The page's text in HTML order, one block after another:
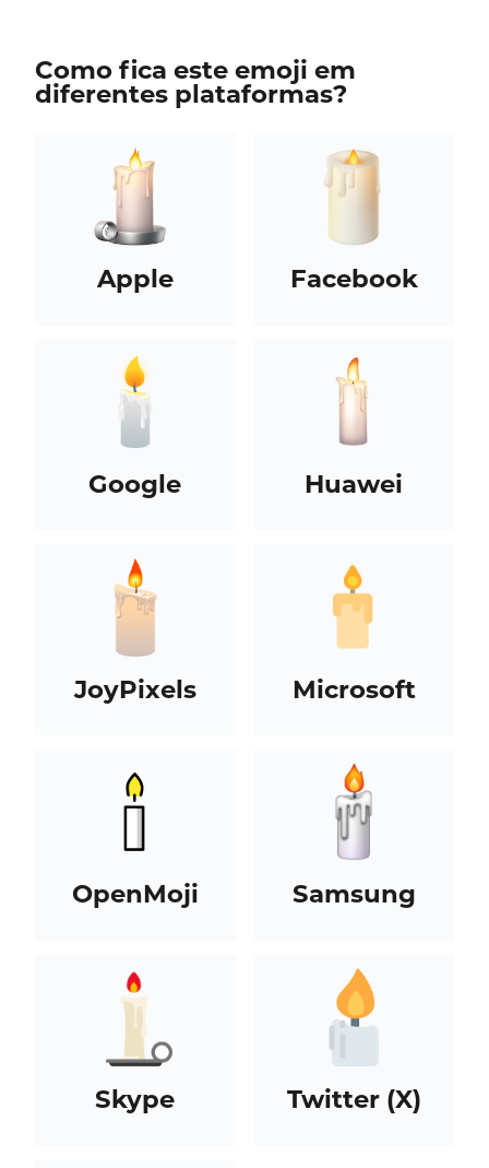
Como fica este emoji em
diferentes plataformas?
Apple Facebook
Google Huawei
JoyPixels Microsoft
OpenMoji Samsung
Skype Twitter (X)